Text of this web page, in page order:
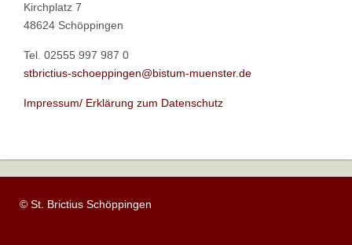
Kirchplatz 7
48624 Schöppingen
Tel. 02555 997 987 0
stbrictius-schoeppingen@bistum-muenster.de
Impressum/ Erklärung zum Datenschutz
© St. Brictius Schöppingen